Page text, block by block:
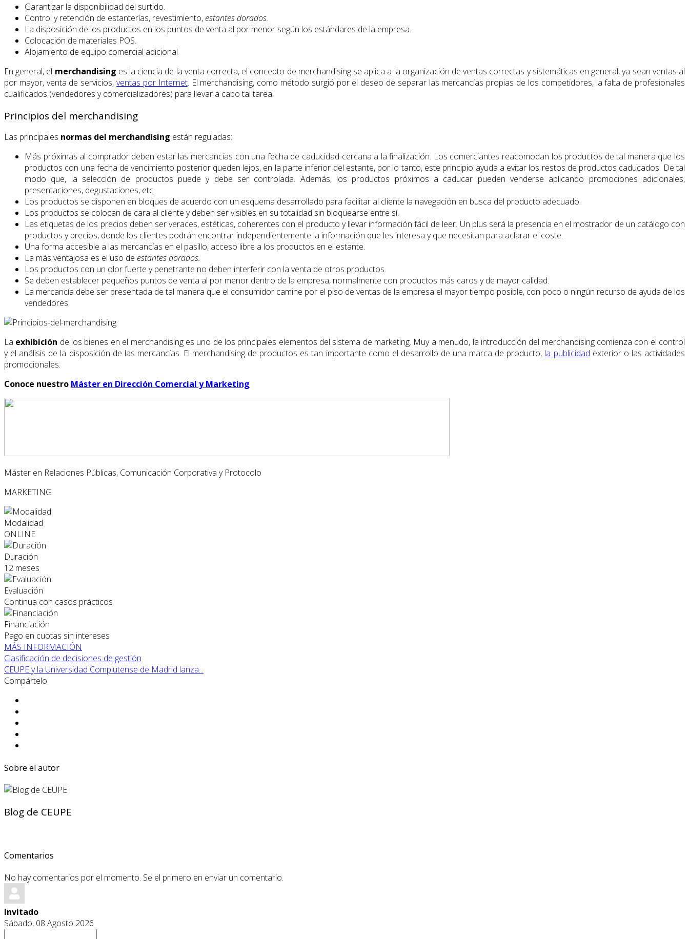
Garantizar la disponibilidad del surtido.
Control y retención de estanterías, revestimiento, estantes dorados.
La disposición de los productos en los puntos de venta al por menor según los estándares de la empresa.
Colocación de materiales POS.
Alojamiento de equipo comercial adicional
En general, el merchandising es la ciencia de la venta correcta, el concepto de merchandising se aplica a la organización de ventas correctas y sistemáticas en general, ya sean ventas al
por mayor, venta de servicios,ventas por Internet. El merchandising, como método surgió por el deseo de separar las mercancías propias de los competidores, la falta de profesionales
cualificados (vendedores y comercializadores) para llevar a cabo tal tarea.
Principios del merchandising
Las principales normas del merchandising están reguladas:
Más próximas al comprador deben estar las mercancías con una fecha de caducidad cercana a la finalización. Los comerciantes reacomodan los productos de tal manera que los
productos con una fecha de vencimiento posterior queden lejos, en la parte inferior del estante, por lo tanto, este principio ayuda a evitar los restos de productos caducados. De tal
modo que, la selección de productos puede y debe ser controlada. Además, los productos próximos a caducar pueden venderse aplicando promociones adicionales,
presentaciones, degustaciones, etc.
Los productos se disponen en bloques de acuerdo con un esquema desarrollado para facilitar al cliente la navegación en busca del producto adecuado.
Los productos se colocan de cara al cliente y deben ser visibles en su totalidad sin bloquearse entre sí.
Las etiquetas de los precios deben ser veraces, estéticas, coherentes con el producto y llevar información fácil de leer. Un plus será la presencia en el mostrador de un catálogo con
productos y precios, donde los clientes podrán encontrar independientemente la información que les interesa y que necesitan para aclarar el coste.
Una forma accesible a las mercancías en el pasillo, acceso libre a los productos en el estante.
La más ventajosa es el uso de estantes dorados.
Los productos con un olor fuerte y penetrante no deben interferir con la venta de otros productos.
Se deben establecer pequeños puntos de venta al por menor dentro de la empresa, normalmente con productos más caros y de mayor calidad.
La mercancía debe ser presentada de tal manera que el consumidor camine por el piso de ventas de la empresa el mayor tiempo posible, con poco o ningún recurso de ayuda de los
vendedores.
La exhibición de los bienes en el merchandising es uno de los principales elementos del sistema de marketing. Muy a menudo, la introducción del merchandising comienza con el control
y el análisis de la disposición de las mercancías. El merchandising de productos es tan importante como el desarrollo de una marca de producto, la publicidad exterior o las actividades
promocionales.
Conoce nuestro Máster en Dirección Comercial y Marketing
Máster en Relaciones Públicas, Comunicación Corporativa y Protocolo
MARKETING
Modalidad
ONLINE
Duración
12 meses
Evaluación
Continua con casos prácticos
Financiación
Pago en cuotas sin intereses
MÁS INFORMACIÓN
Clasificación de decisiones de gestión
CEUPE y la Universidad Complutense de Madrid lanza...
Compártelo
Sobre el autor
Blog de CEUPE
Comentarios
No hay comentarios por el momento. Se el primero en enviar un comentario.
Invitado
Sábado, 08 Agosto 2026